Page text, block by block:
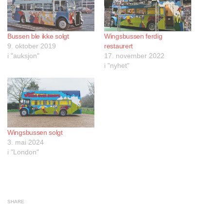
Bussen ble ikke solgt
9. oktober 2019
i "auksjon"
Wingsbussen ferdig
restaurert
17. november 2022
i "nyhet"
Wingsbussen solgt
3. mai 2024
i "London"
SHARE